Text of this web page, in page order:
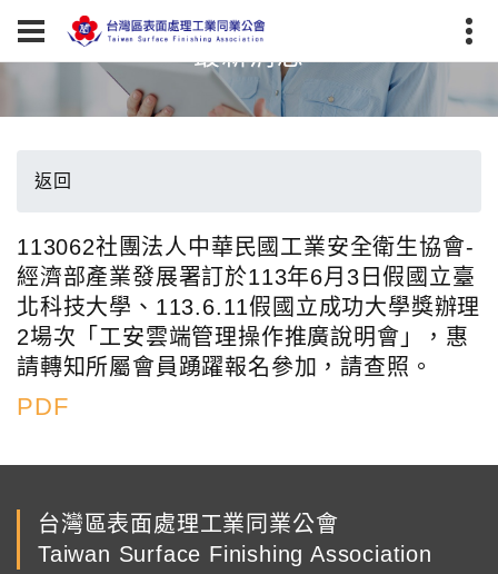
最新消息
返回
113062社團法人中華民國工業安全衛生協會-
經濟部產業發展署訂於113年6月3日假國立臺
北科技大學、113.6.11假國立成功大學獎辦理
2場次「工安雲端管理操作推廣說明會」，惠
請轉知所屬會員踴躍報名參加，請查照。
PDF
台灣區表面處理工業同業公會
Taiwan Surface Finishing Association